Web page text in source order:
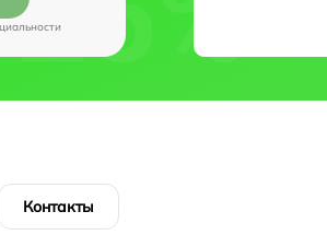
Контакты